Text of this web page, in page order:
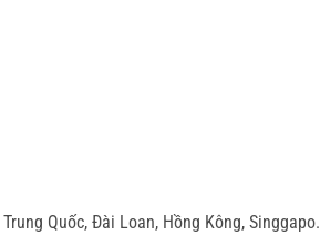
Quốc, Đài Loan, Hồng Kông,